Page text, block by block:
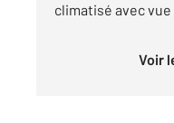
climatisé avec
Voir